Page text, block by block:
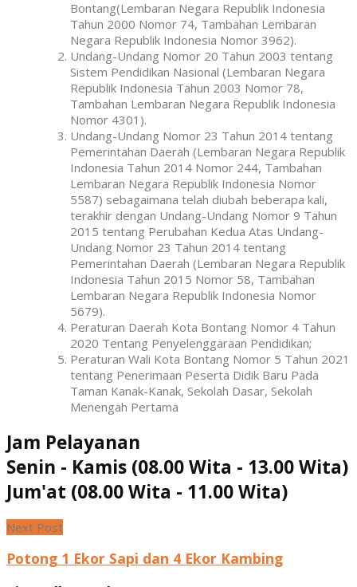
Bontang(Lembaran Negara Republik Indonesia
Tahun 2000 Nomor 74, Tambahan Lembaran
Negara Republik Indonesia Nomor 3962).
Undang-Undang Nomor 20 Tahun 2003 tentang
Sistem Pendidikan Nasional (Lembaran Negara
Republik Indonesia Tahun 2003 Nomor 78,
Tambahan Lembaran Negara Republik Indonesia
Nomor 4301).
Undang-Undang Nomor 23 Tahun 2014 tentang
Pemerintahan Daerah (Lembaran Negara Republik
Indonesia Tahun 2014 Nomor 244, Tambahan
Lembaran Negara Republik Indonesia Nomor
5587) sebagaimana telah diubah beberapa kali,
terakhir dengan Undang-Undang Nomor 9 Tahun
2015 tentang Perubahan Kedua Atas Undang-
Undang Nomor 23 Tahun 2014 tentang
Pemerintahan Daerah (Lembaran Negara Republik
Indonesia Tahun 2015 Nomor 58, Tambahan
Lembaran Negara Republik Indonesia Nomor
5679).
Peraturan Daerah Kota Bontang Nomor 4 Tahun
2020 Tentang Penyelenggaraan Pendidikan;
Peraturan Wali Kota Bontang Nomor 5 Tahun 2021
tentang Penerimaan Peserta Didik Baru Pada
Taman Kanak-Kanak, Sekolah Dasar, Sekolah
Menengah Pertama
Jam Pelayanan
Senin - Kamis (08.00 Wita - 13.00 Wita)
Jum'at (08.00 Wita - 11.00 Wita)
Next Post
Potong 1 Ekor Sapi dan 4 Ekor Kambing